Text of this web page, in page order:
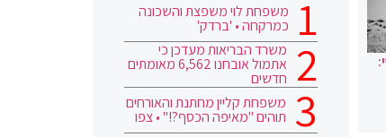
משפחת לוי משפצת והשכונה
כמרקחה • 'ברדק'
משרד הבריאות מעדכן כי
אתמול אובחנו 6,562 מאומתים
חדשים
משפחת קליין מחתנת והאורחים
תוהים "מאיפה הכסף?!" • צפו